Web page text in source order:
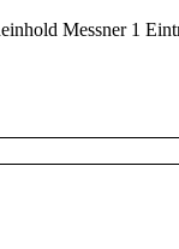
Messner 1